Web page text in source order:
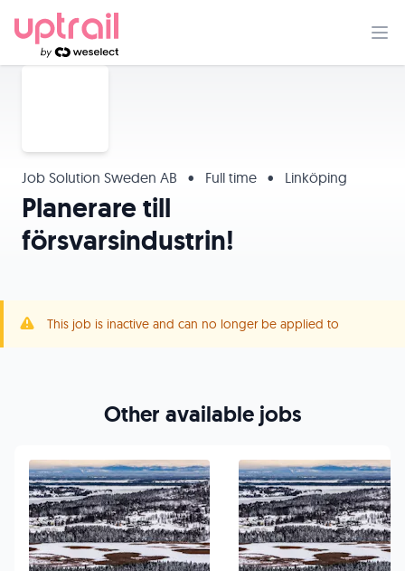
Job Solution Sweden AB • Full time • Linköping
Planerare till
försvarsindustrin!
This job is inactive and can no longer be applied to
Other available jobs